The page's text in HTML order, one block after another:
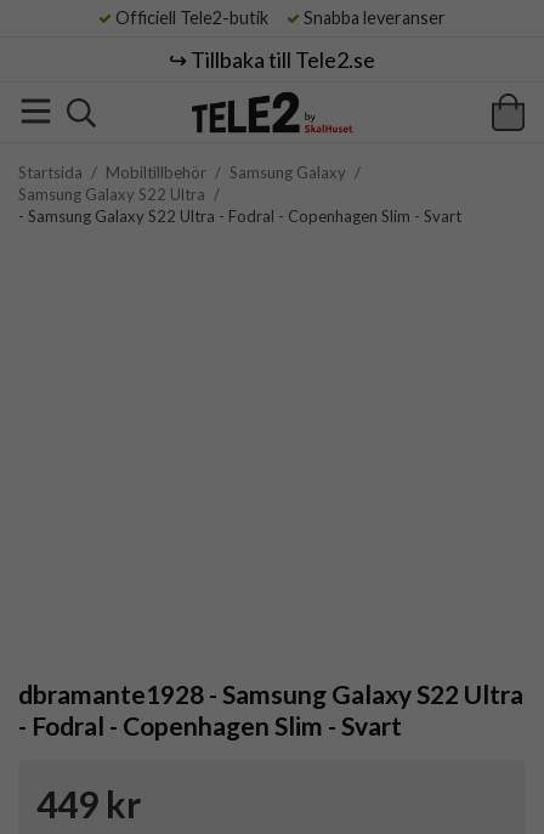
Officiell Tele2-butik Snabba leveranser
↪️ Tillbaka till Tele2.se
Startsida / Mobiltillbehör / Samsung Galaxy /
Samsung Galaxy S22 Ultra /
- Samsung Galaxy S22 Ultra - Fodral - Copenhagen Slim - Svart
dbramante1928 - Samsung Galaxy S22 Ultra
- Fodral - Copenhagen Slim - Svart
449 kr